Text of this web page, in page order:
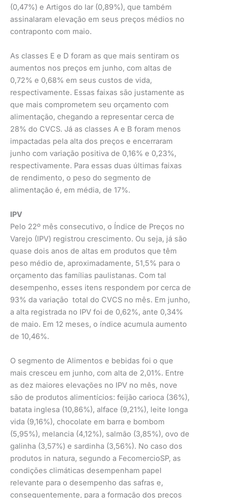
(0,47%) e Artigos do lar (0,89%), que também
assinalaram elevação em seus preços médios no
contraponto com maio.
As classes E e D foram as que mais sentiram os
aumentos nos preços em junho, com altas de
0,72% e 0,68% em seus custos de vida,
respectivamente. Essas faixas são justamente as
que mais comprometem seu orçamento com
alimentação, chegando a representar cerca de
28% do CVCS. Já as classes A e B foram menos
impactadas pela alta dos preços e encerraram
junho com variação positiva de 0,16% e 0,23%,
respectivamente. Para essas duas últimas faixas
de rendimento, o peso do segmento de
alimentação é, em média, de 17%.
IPV
Pelo 22º mês consecutivo, o Índice de Preços no
Varejo (IPV) registrou crescimento. Ou seja, já são
quase dois anos de altas em produtos que têm
peso médio de, aproximadamente, 51,5% para o
orçamento das famílias paulistanas. Com tal
desempenho, esses itens respondem por cerca de
93% da variação total do CVCS no mês. Em junho,
a alta registrada no IPV foi de 0,62%, ante 0,34%
de maio. Em 12 meses, o índice acumula aumento
de 10,46%.
O segmento de Alimentos e bebidas foi o que
mais cresceu em junho, com alta de 2,01%. Entre
as dez maiores elevações no IPV no mês, nove
são de produtos alimentícios: feijão carioca (36%),
batata inglesa (10,86%), alface (9,21%), leite longa
vida (9,16%), chocolate em barra e bombom
(5,95%), melancia (4,12%), salmão (3,85%), ovo de
galinha (3,57%) e sardinha (3,56%). No caso dos
produtos in natura, segundo a FecomercioSP, as
condições climáticas desempenham papel
relevante para o desempenho das safras e,
consequentemente, para a formação dos preços